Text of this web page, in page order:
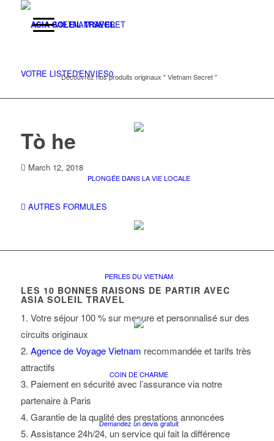
VIETNAM SECRET
Découvrez nos produits originaux " Vietnam Secret "
PLONGÉE DANS LA VIE LOCALE
PERLES DU VIETNAM
COIN DE CHARME
Demandez un devis gratuit
VOTRE LISTED'ENVIES0
Tò he
March 12, 2018
AUTRES FORMULES
LES 10 BONNES RAISONS DE PARTIR AVEC
ASIA SOLEIL TRAVEL
1. Votre séjour 100 % sur mesure et personnalisé sur des
circuits originaux
2. Agence de Voyage Vietnam recommandée et tarifs très
attractifs
3. Paiement en sécurité avec l’assurance via notre
partenaire à Paris
4. Garantie de la qualité des prestations annoncées
5. Assistance 24h/24, un service qui fait la différence